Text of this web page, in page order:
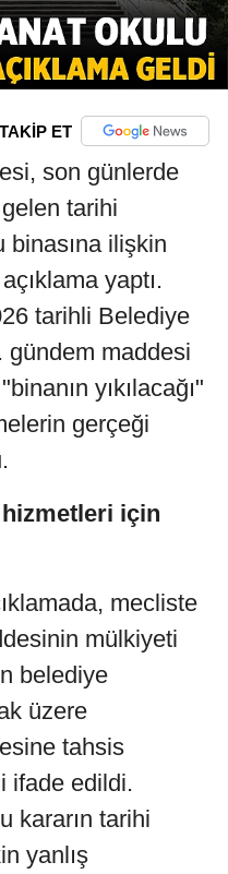
TAKİP ET
son günlerde
tarihi
binasına ilişkin
yaptı.
tarihli Belediye
gündem maddesi
yıkılacağı"
gerçeği
için
mecliste
mülkiyeti
belediye
üzere
tahsis
ifade edildi.
kararın tarihi
yanlış